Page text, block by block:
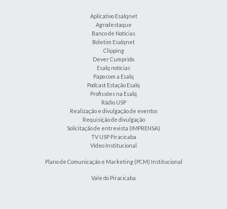
Aplicativo Esalqnet
Agrodestaque
Banco de Notícias
Boletim Esalqnet
Clipping
Dever Cumprido
Esalq notícias
Papo com a Esalq
Podcast Estação Esalq
Profissões na Esalq
Rádio USP
Realização e divulgação de eventos
Requisição de divulgação
Solicitação de entrevista (IMPRENSA)
TV USP Piracicaba
Vídeo Institucional
Plano de Comunicação e Marketing (PCM) Institucional
Vale do Piracicaba